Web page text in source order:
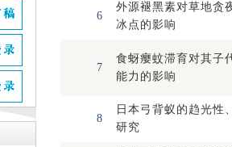
6
外源褪黑素对草地贪
冰点的影响
7
食蚜瘿蚊滞育对其子
能力的影响
8
日本弓背蚁的趋光性
研究